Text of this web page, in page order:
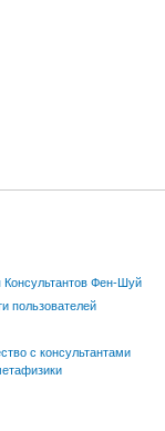
Консультантов Фен-Шуй
пользователей
с консультантами